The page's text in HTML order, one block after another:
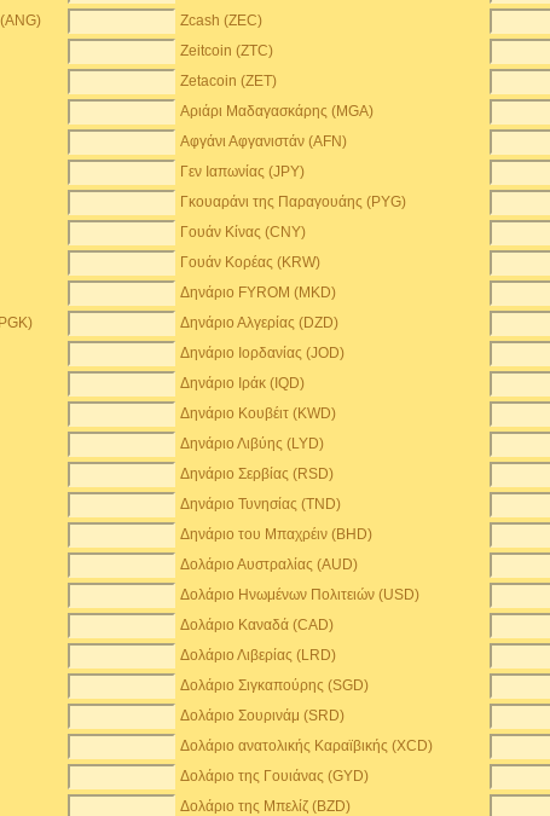
Zcash (ZEC)
Zeitcoin (ZTC)
Zetacoin (ZET)
Αριάρι Μαδαγασκάρης (MGA)
Αφγάνι Αφγανιστάν (AFN)
Γεν Ιαπωνίας (JPY)
Γκουαράνι της Παραγουάης (PYG)
Γουάν Κίνας (CNY)
Γουάν Κορέας (KRW)
Δηνάριο FYROM (MKD)
Δηνάριο Αλγερίας (DZD)
Δηνάριο Ιορδανίας (JOD)
Δηνάριο Ιράκ (IQD)
Δηνάριο Κουβέιτ (KWD)
Δηνάριο Λιβύης (LYD)
Δηνάριο Σερβίας (RSD)
Δηνάριο Τυνησίας (TND)
Δηνάριο του Μπαχρέιν (BHD)
Δολάριο Αυστραλίας (AUD)
Δολάριο Ηνωμένων Πολιτειών (USD)
Δολάριο Καναδά (CAD)
Δολάριο Λιβερίας (LRD)
Δολάριο Σιγκαπούρης (SGD)
Δολάριο Σουρινάμ (SRD)
Δολάριο ανατολικής Καραϊβικής (XCD)
Δολάριο της Γουιάνας (GYD)
Δολάριο της Μπελίζ (BZD)